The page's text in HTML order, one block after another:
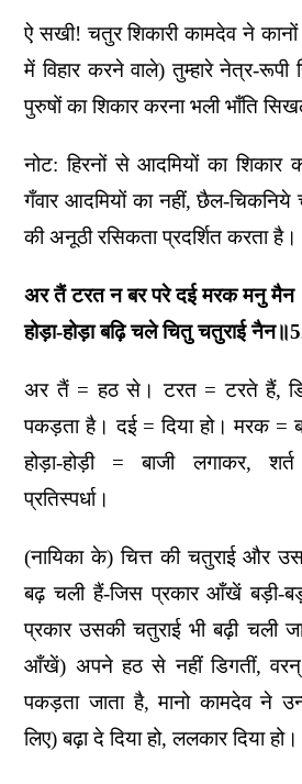
ऐ सखी! चतुर शिकारी कामदेव ने
में विहार करने वाले) तुम्हारे नेत्र-रूपी
पुरुषों का शिकार करना भली भाँति
नोट: हिरनों से आदमियों का शिकार
गँवार आदमियों का नहीं, छैल-चिकनिये
की अनूठी रसिकता प्रदर्शित करता है।
अर तैं टरत न बर परे दई मरक मनु
होड़ा-होड़ा बढ़ि चले चितु चतुराई
अर तैं = हठ से। टरत = टरते हैं,
पकड़ता है। दई = दिया हो। मरक =
होड़ा-होड़ी = बाजी लगाकर, शर्त
प्रतिस्पर्धा।
(नायिका के) चित्त की चतुराई और
बढ़ चली हैं-जिस प्रकार आँखें बड़ी-
प्रकार उसकी चतुराई भी बढ़ी चली
आँखें) अपने हठ से नहीं डिगतीं,
पकड़ता जाता है, मानो कामदेव ने उन्हें
लिए) बढ़ा दे दिया हो, ललकार दिया हो।